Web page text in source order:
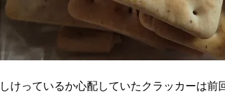
しけっているか心配していたクラッカーは